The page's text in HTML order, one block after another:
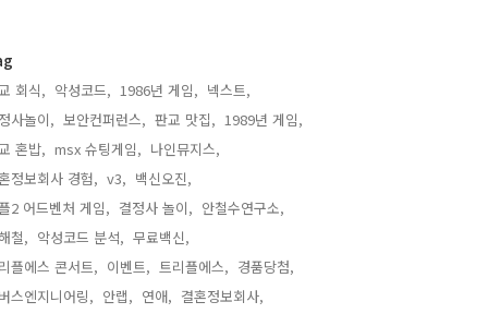
회식, 악성코드, 1986년 게임, 넥스트,
사놀이, 보안컨퍼런스, 판교 맛집, 1989년 게임,
혼밥, msx 슈팅게임, 나인뮤지스,
정보회사 경험, v3, 백신오진,
2 어드벤처 게임, 결정사 놀이, 안철수연구소,
철, 악성코드 분석, 무료백신,
플에스 콘서트, 이벤트, 트리플에스, 경품당첨,
스엔지니어링, 안랩, 연애, 결혼정보회사,